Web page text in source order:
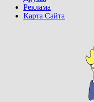
Реклама
Карта Сайта